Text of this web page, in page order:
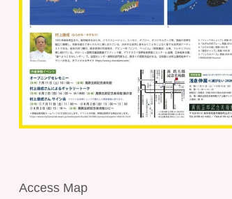
Access Map